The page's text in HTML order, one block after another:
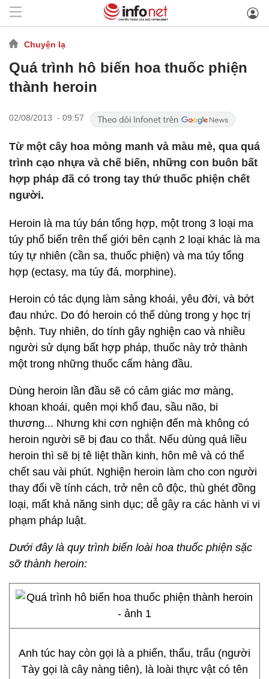
Chuyện lạ
Quá trình hô biến hoa thuốc phiện
thành heroin
02/08/2013 - 09:57
Từ một cây hoa mỏng manh và màu mè, qua quá
trình cạo nhựa và chế biến, những con buôn bất
hợp pháp đã có trong tay thứ thuốc phiện chết
người.
Heroin là ma túy bán tổng hợp, một trong 3 loại ma
túy phổ biến trên thế giới bên cạnh 2 loại khác là ma
túy tự nhiên (cần sa, thuốc phiện) và ma túy tổng
hợp (ectasy, ma túy đá, morphine).
Heroin có tác dụng làm sảng khoái, yêu đời, và bớt
đau nhức. Do đó heroin có thể dùng trong y học trị
bệnh. Tuy nhiên, do tính gây nghiện cao và nhiều
người sử dụng bất hợp pháp, thuốc này trở thành
một trong những thuốc cấm hàng đầu.
Dùng heroin lần đầu sẽ có cảm giác mơ màng,
khoan khoái, quên mọi khổ đau, sầu não, bi
thương... Nhưng khi cơn nghiện đến mà không có
heroin người sẽ bị đau co thắt. Nếu dùng quá liều
heroin thì sẽ bị tê liệt thần kinh, hôn mê và có thể
chết sau vài phút. Nghiện heroin làm cho con người
thay đổi về tính cách, trở nên cô độc, thù ghét đồng
loại, mất khả năng sinh dục; dễ gây ra các hành vi vi
phạm pháp luật.
Dưới đây là quy trình biến loài hoa thuốc phiện sặc
sỡ thành heroin:
Anh túc hay còn gọi là a phiến, thẩu, trẩu (người
Tày gọi là cây nàng tiên), là loài thực vật có tên